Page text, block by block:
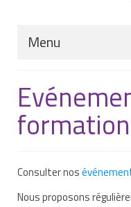
Menu
Nous connaître
Notre histoire
Nos missions
Notre équipe
Consulter nos
Nous proposons